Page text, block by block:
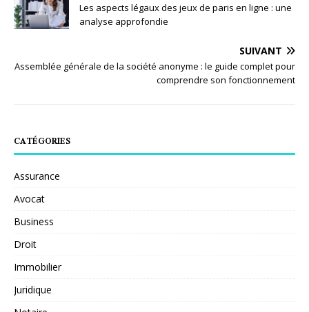
Les aspects légaux des jeux de paris en ligne : une
analyse approfondie
SUIVANT
Assemblée générale de la société anonyme : le guide complet pour
comprendre son fonctionnement
CATÉGORIES
Assurance
Avocat
Business
Droit
Immobilier
Juridique